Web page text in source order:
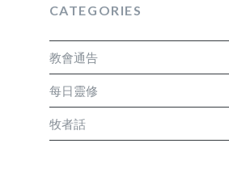
CATEGORIES
教會通告
每日靈修
牧者話